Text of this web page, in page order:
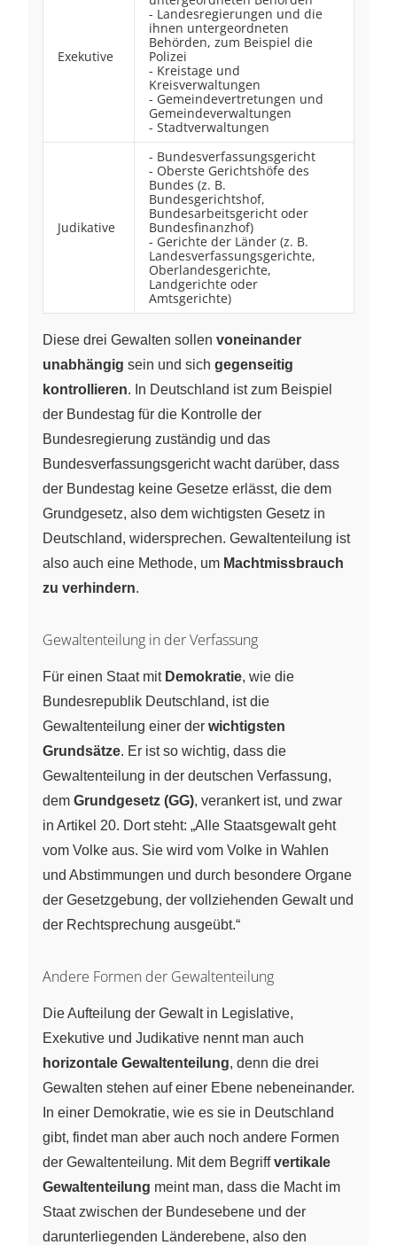
Exekutive
- Landesregierungen und die
ihnen untergeordneten
Behörden, zum Beispiel die
Polizei
- Kreistage und
Kreisverwaltungen
- Gemeindevertretungen und
Gemeindeverwaltungen
- Stadtverwaltungen
Judikative
- Bundesverfassungsgericht
- Oberste Gerichtshöfe des
Bundes (z. B.
Bundesgerichtshof,
Bundesarbeitsgericht oder
Bundesfinanzhof)
- Gerichte der Länder (z. B.
Landesverfassungsgerichte,
Oberlandesgerichte,
Landgerichte oder
Amtsgerichte)
Diese drei Gewalten sollen voneinander
unabhängig sein und sich gegenseitig
kontrollieren. In Deutschland ist zum Beispiel
der Bundestag für die Kontrolle der
Bundesregierung zuständig und das
Bundesverfassungsgericht wacht darüber, dass
der Bundestag keine Gesetze erlässt, die dem
Grundgesetz, also dem wichtigsten Gesetz in
Deutschland, widersprechen. Gewaltenteilung ist
also auch eine Methode, um Machtmissbrauch
zu verhindern.
Gewaltenteilung in der Verfassung
Für einen Staat mit Demokratie, wie die
Bundesrepublik Deutschland, ist die
Gewaltenteilung einer der wichtigsten
Grundsätze. Er ist so wichtig, dass die
Gewaltenteilung in der deutschen Verfassung,
dem Grundgesetz (GG), verankert ist, und zwar
in Artikel 20. Dort steht: „Alle Staatsgewalt geht
vom Volke aus. Sie wird vom Volke in Wahlen
und Abstimmungen und durch besondere Organe
der Gesetzgebung, der vollziehenden Gewalt und
der Rechtsprechung ausgeübt.“
Andere Formen der Gewaltenteilung
Die Aufteilung der Gewalt in Legislative,
Exekutive und Judikative nennt man auch
horizontale Gewaltenteilung, denn die drei
Gewalten stehen auf einer Ebene nebeneinander.
In einer Demokratie, wie es sie in Deutschland
gibt, findet man aber auch noch andere Formen
der Gewaltenteilung. Mit dem Begriffvertikale
Gewaltenteilung meint man, dass die Macht im
Staat zwischen der Bundesebene und der
darunterliegenden Länderebene, also den